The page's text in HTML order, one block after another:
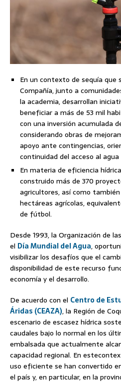
En un contexto de sequía que
Compañía, junto a
la academia, desarrollan
beneficiar a más de 53 mil
con una inversión acumulada
considerando obras de
apoyo ante contingencias,
continuidad del acceso al
En materia de eficiencia
construido más de 370
agricultores, así como
hectáreas agrícolas,
de fútbol.
Desde 1993, la Organización de
el Día Mundial del Agua,
visibilizar los desafíos que el
disponibilidad de este recurso
economía y el desarrollo.
De acuerdo con el Centro de
Áridas (CEAZA), la Región de
escenario de escasez hídrica
caudales bajo lo normal en los
embalsada que actualmente
capacidad regional. En
uso eficiente se han convertido
el país y, en particular, en la